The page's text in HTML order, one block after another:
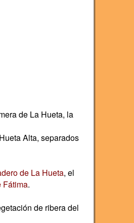
de La Hueta, la
Alta, separados
de La Hueta, el
Fátima.
de ribera del